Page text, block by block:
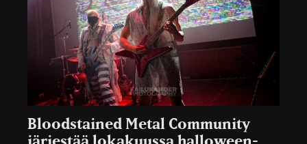
Bloodstained Metal Community